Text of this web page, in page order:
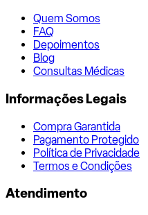
Quem Somos
FAQ
Depoimentos
Blog
Consultas Médicas
Informações Legais
Compra Garantida
Pagamento Protegido
Política de Privacidade
Termos e Condições
Atendimento